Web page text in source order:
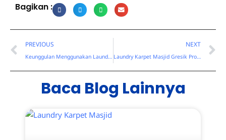
Bagikan :
Prev
PREVIOUS
Keunggulan Menggunakan Laundry Karpet Masjid Surabaya
NEXT
Laundry Karpet Masjid Gresik Profesional
Baca Blog Lainnya